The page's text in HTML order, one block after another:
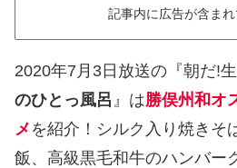
記事内に広告が含まれ
2020年7月3日放送の『朝だ!
のひとっ風呂 』は勝俣州和オ
メ を紹介！シルク入り焼きそ
飯、高級黒毛和牛のハンバー